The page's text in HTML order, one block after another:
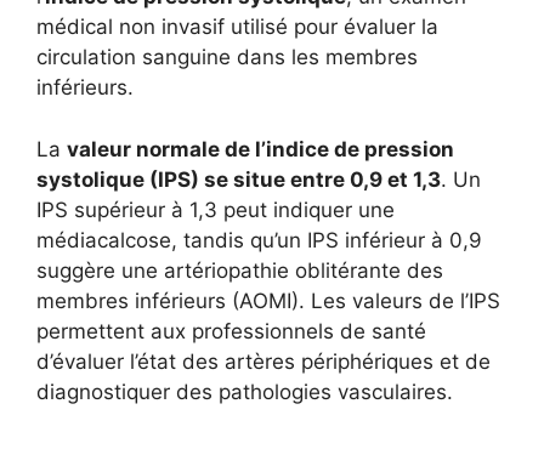
médical non invasif utilisé pour évaluer la
circulation sanguine dans les membres
inférieurs.
La valeur normale de l’indice de pression
systolique (IPS) se situe entre 0,9 et 1,3. Un
IPS supérieur à 1,3 peut indiquer une
médiacalcose, tandis qu’un IPS inférieur à 0,9
suggère une artériopathie oblitérante des
membres inférieurs (AOMI). Les valeurs de l’IPS
permettent aux professionnels de santé
d’évaluer l’état des artères périphériques et de
diagnostiquer des pathologies vasculaires.